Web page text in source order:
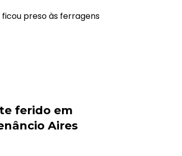
preso às ferragens
ferido em
Aires